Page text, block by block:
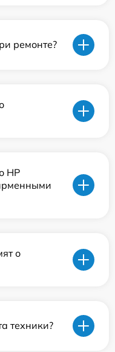
ремонте?
HP
о
техники?